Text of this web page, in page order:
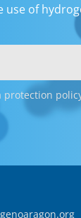
use of
protection